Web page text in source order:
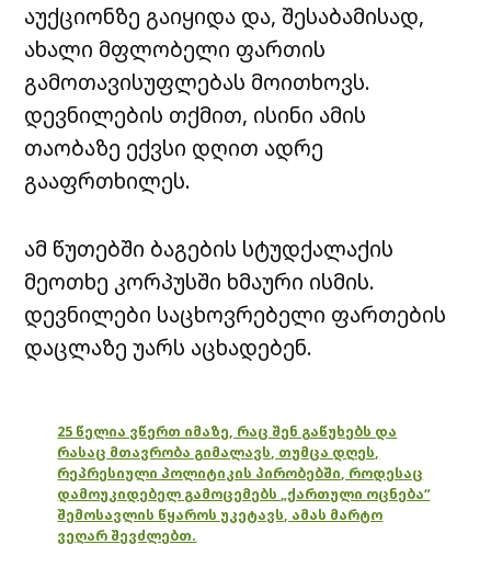
აუქციონზე გაიყიდა და, შესაბამისად,
ახალი მფლობელი ფართის
გამოთავისუფლებას მოითხოვს.
დევნილების თქმით, ისინი ამის
თაობაზე ექვსი დღით ადრე
გააფრთხილეს.
ამ წუთებში ბაგების სტუდქალაქის
მეოთხე კორპუსში ხმაური ისმის.
დევნილები საცხოვრებელი ფართების
დაცლაზე უარს აცხადებენ.
25 წელია ვწერთ იმაზე, რაც შენ გაწუხებს და
რასაც მთავრობა გიმალავს, თუმცა დღეს,
რეპრესიული პოლიტიკის პირობებში, როდესაც
დამოუკიდებელ გამოცემებს „ქართული ოცნება“
შემოსავლის წყაროს უკეტავს, ამას მარტო
ვეღარ შევძლებთ.